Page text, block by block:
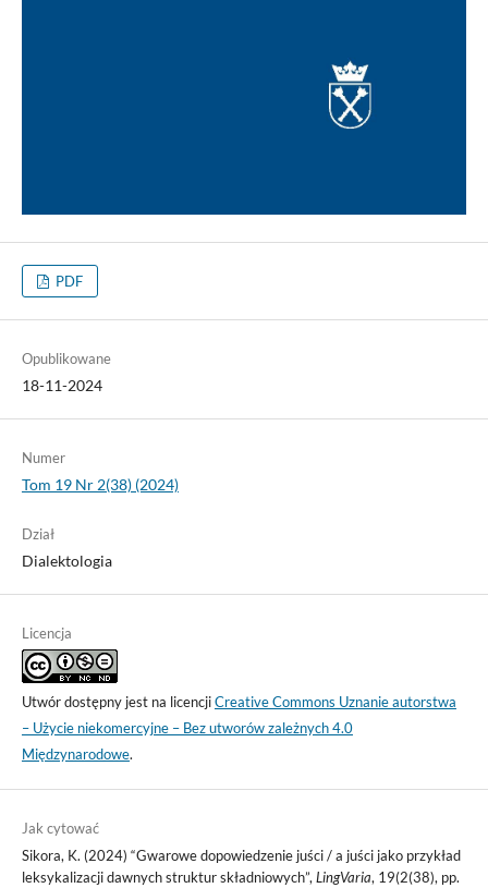
PDF
Opublikowane
18-11-2024
Numer
Tom 19 Nr 2(38) (2024)
Dział
Dialektologia
Licencja
Utwór dostępny jest na licencjiCreative Commons Uznanie autorstwa
– Użycie niekomercyjne – Bez utworów zależnych 4.0
Międzynarodowe.
Jak cytować
Sikora, K. (2024) “Gwarowe dopowiedzenie juści / a juści jako przykład
leksykalizacji dawnych struktur składniowych”, LingVaria, 19(2(38), pp.